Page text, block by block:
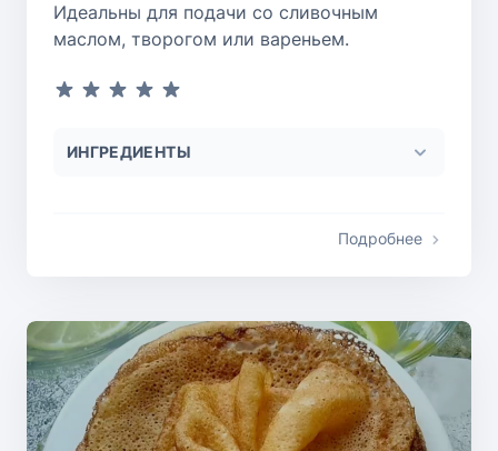
Идеальны для подачи со сливочным
маслом, творогом или вареньем.
ИНГРЕДИЕНТЫ
Подробнее